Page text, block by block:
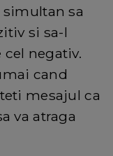
sa
si sa-l
cel negativ.
cand
mesajul ca
va atraga